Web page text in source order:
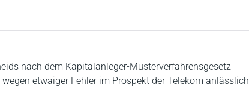
nach dem Kapitalanleger-Musterverfahrensgesetz
etwaiger Fehler im Prospekt der Telekom anlässlich